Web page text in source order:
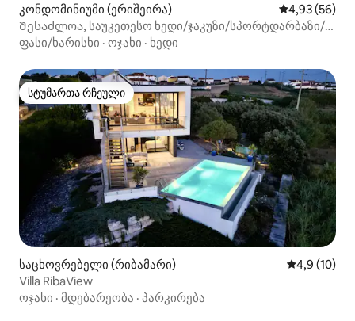
კონდომინიუმი (ერიშეირა) საშუალო
4,93 (56)
Შესაძლოა, საუკეთესო ხედი/ჯაკუზი/სპორტდარბაზი/
სათამაშო ოთახი
ფასი/ხარისხი · ოჯახი · ხედი
სტუმართა რჩეული
სტუმართა რჩეული
საცხოვრებელი (რიბამარი) საშუალო
4,9 (10)
Villa RibaView
ოჯახი · მდებარეობა · პარკირება